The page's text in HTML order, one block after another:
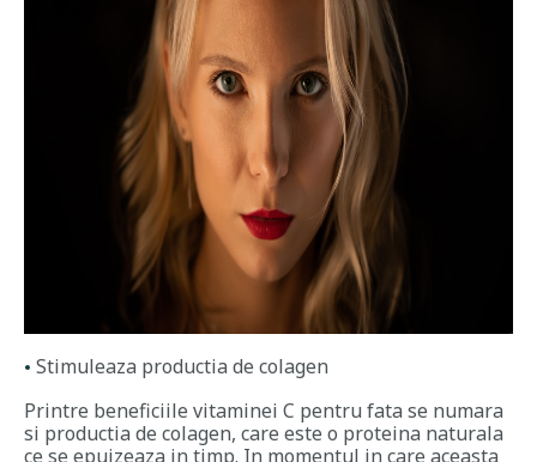
Stimuleaza productia de colagen
Printre beneficiile vitaminei C pentru fata se numara
si productia de colagen, care este o proteina naturala
ce se epuizeaza in timp. In momentul in care aceasta